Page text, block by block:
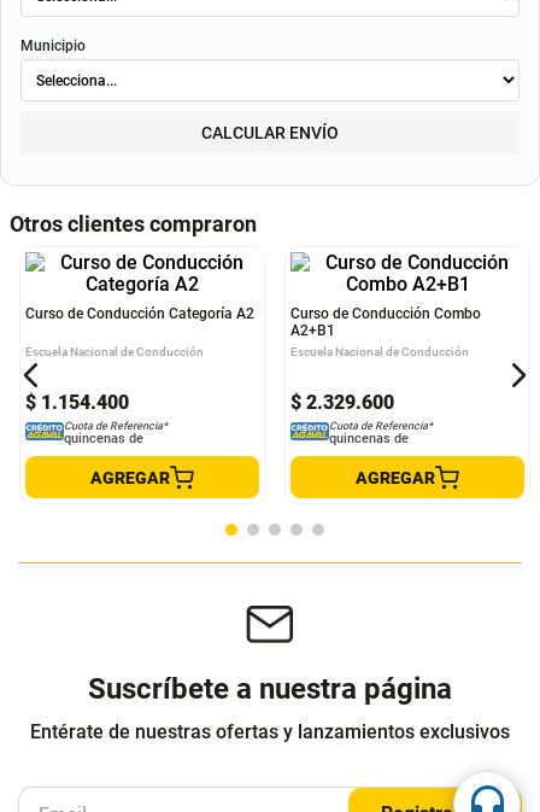
Municipio
CALCULAR ENVÍO
Otros clientes compraron
Curso de Conducción Categoría A2
$ 1.154.400
Curso de Conducción Combo
A2+B1
$ 2.329.600